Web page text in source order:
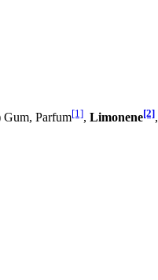
Gum, Parfum[1], Limonene[2],